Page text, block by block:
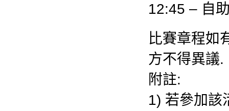
12:45 – 自
比賽章程如
方不得異議.
附註:
1) 若參加該